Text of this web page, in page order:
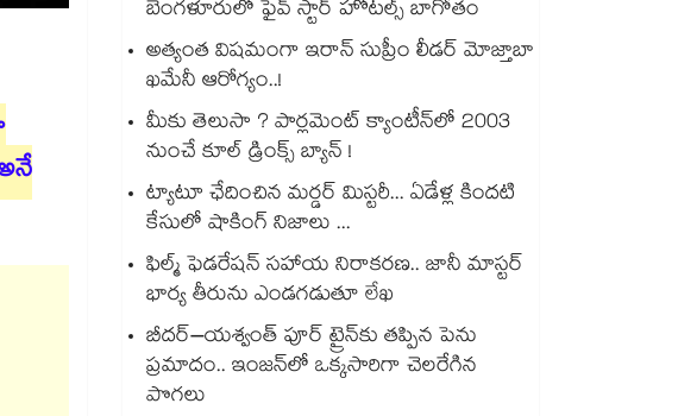
బెంగళూరులో ఫైవ్ స్టార్ హోటల్స్ బాగోతం
అత్యంత విషమంగా ఇరాన్ సుప్రీం లీడర్ మోజ్తాబా
ఖమేనీ ఆరోగ్యం..!
మీకు తెలుసా ? పార్లమెంట్ క్యాంటీన్⁪లో 2003
నుంచే కూల్ డ్రింక్స్ బ్యాన్ !
ట్యాటూ ఛేదించిన మర్డర్ మిస్టరీ... ఏడేళ్ల కిందటి
కేసులో షాకింగ్ నిజాలు ...
ఫిల్మ్ ఫెడరేషన్ సహాయ నిరాకరణ.. జానీ మాస్టర్
భార్య తీరును ఎండగడుతూ లేఖ
బీదర్–యశ్వంత్ పూర్ ట్రైన్‎కు తప్పిన పెను
ప్రమాదం.. ఇంజన్‎లో ఒక్కసారిగా చెలరేగిన
పొగలు